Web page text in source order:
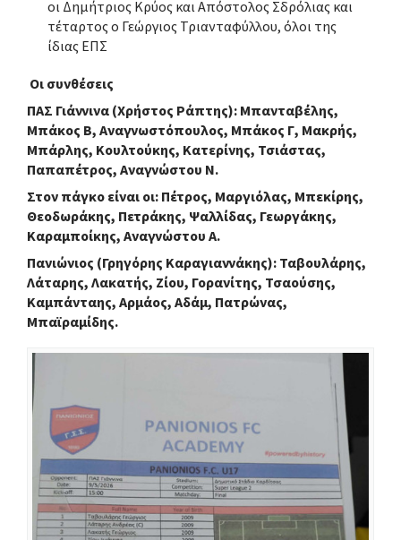
οι Δημήτριος Κρύος και Απόστολος Σδρόλιας και
τέταρτος ο Γεώργιος Τριανταφύλλου, όλοι της
ίδιας ΕΠΣ
Οι συνθέσεις
ΠΑΣ Γιάννινα (Χρήστος Ράπτης): Μπανταβέλης,
Μπάκος Β, Αναγνωστόπουλος, Μπάκος Γ, Μακρής,
Μπάρλης, Κουλτούκης, Κατερίνης, Τσιάστας,
Παπαπέτρος, Αναγνώστου Ν.
Στον πάγκο είναι οι: Πέτρος, Μαργιόλας, Μπεκίρης,
Θεοδωράκης, Πετράκης, Ψαλλίδας, Γεωργάκης,
Καραμποίκης, Αναγνώστου Α.
Πανιώνιος (Γρηγόρης Καραγιαννάκης): Ταβουλάρης,
Λάταρης, Λακατής, Ζίου, Γορανίτης, Τσαούσης,
Καμπάνταης, Αρμάος, Αδάμ, Πατρώνας,
Μπαϊραμίδης.